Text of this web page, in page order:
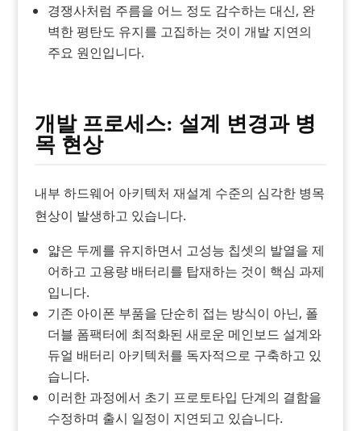
경쟁사처럼 주름을 어느 정도 감수하는 대신, 완
벽한 평탄도 유지를 고집하는 것이 개발 지연의
주요 원인입니다.
개발 프로세스: 설계 변경과 병
목 현상
내부 하드웨어 아키텍처 재설계 수준의 심각한 병목
현상이 발생하고 있습니다.
얇은 두께를 유지하면서 고성능 칩셋의 발열을 제
어하고 고용량 배터리를 탑재하는 것이 핵심 과제
입니다.
기존 아이폰 부품을 단순히 접는 방식이 아닌, 폴
더블 폼팩터에 최적화된 새로운 메인보드 설계와
듀얼 배터리 아키텍처를 독자적으로 구축하고 있
습니다.
이러한 과정에서 초기 프로토타입 단계의 결함을
수정하며 출시 일정이 지연되고 있습니다.